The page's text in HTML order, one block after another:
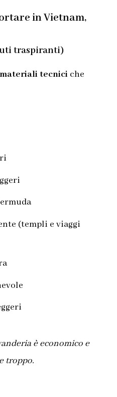
in Vietnam,
traspiranti)
tecnici che
(templi e viaggi
è economico e
troppo.